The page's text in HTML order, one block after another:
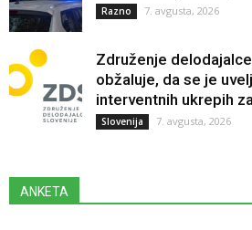
Razno 7. avgusta, 2026
Združenje
obžaluje, da se je
interventnih ukrepih
Slovenija 7. avgusta, 2026
ANKETA